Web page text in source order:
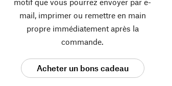
mail, imprimer ou remettre en main
propre immédiatement après la
commande.
Acheter un bons cadeau